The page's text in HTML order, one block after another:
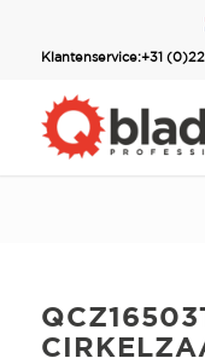
Klantenservice:+31